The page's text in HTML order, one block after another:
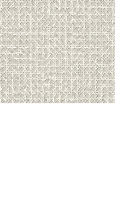
Envato
Careers
Policy
Sitemap